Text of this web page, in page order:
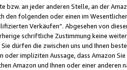
bzw. an jeder anderen Stelle, an der
den folgenden oder einen im
Verkäufen“. Abgesehen von
schriftliche Zustimmung keine
dürfen die zwischen uns und Ihnen
oder impliziten Aussage, dass Amazon
Amazon und Ihnen oder einer